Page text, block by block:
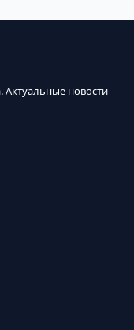
Актуальные новости